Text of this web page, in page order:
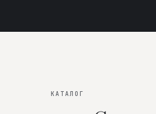
КАТАЛОГ